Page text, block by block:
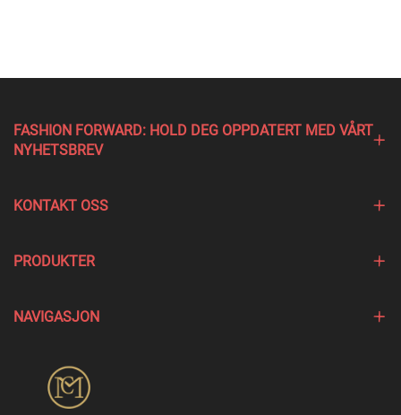
FASHION FORWARD: HOLD DEG OPPDATERT MED VÅRT
NYHETSBREV
KONTAKT OSS
PRODUKTER
NAVIGASJON